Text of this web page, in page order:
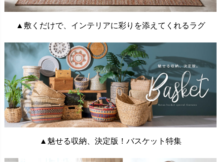
▲敷くだけで、インテリアに彩りを添えてくれるラグ
▲魅せる収納、決定版！バスケット特集